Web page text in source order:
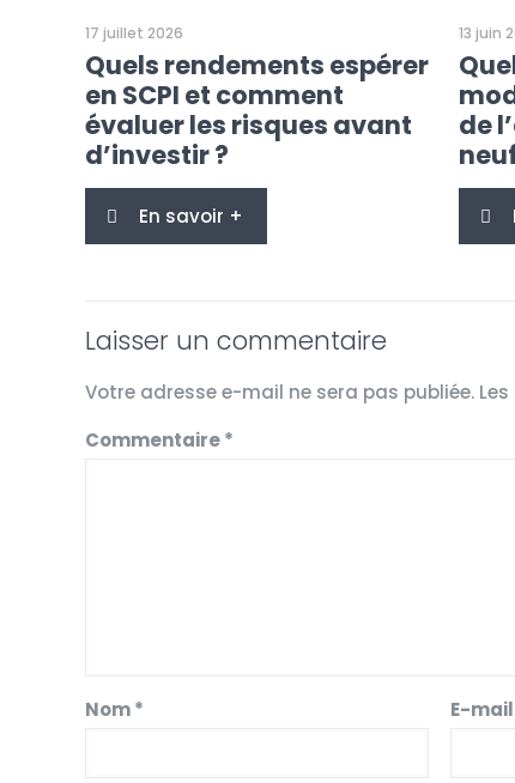
17 juillet 2026
Quels rendements espérer
en SCPI et comment
évaluer les risques avant
d’investir ?
En savoir +
13 juin
de
Laisser un commentaire
Votre adresse e-mail ne sera pas publiée.
Commentaire*
Nom* E-mail